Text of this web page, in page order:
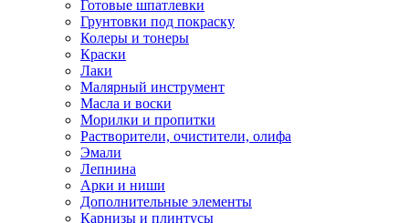
Готовые шпатлевки
Грунтовки под покраску
Колеры и тонеры
Краски
Лаки
Малярный инструмент
Масла и воски
Морилки и пропитки
Растворители, очистители, олифа
Эмали
Лепнина
Арки и ниши
Дополнительные элементы
Карнизы и плинтусы